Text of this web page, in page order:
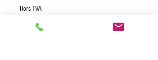
Hors TVA
Quantité *